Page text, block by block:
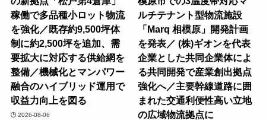
稼働で多品種小ロット物流
を強化／既存約9,500坪体
制に約2,500坪を追加、需
要拡大に対応する供給網を
整備／機械化とマンパワー
融合のハイブリッド運用で
収益力向上を図る
2026-08-06
ルチテナント型物流施設
「Marq 相模原」開発計画
を発表／ (株)ギオンを代表
企業とした共同企業体によ
る共同開発で産業創出拠点
強化へ／主要幹線道路に囲
まれた交通利便性高い立地
の広域物流拠点に